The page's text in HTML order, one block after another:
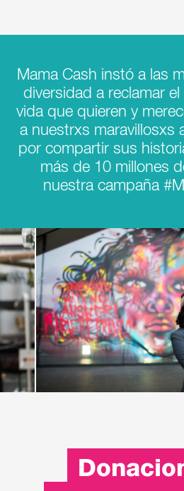
Mama Cash instó a las
diversidad a reclamar
vida que quieren y
a nuestrxs maravillosxs
por compartir sus
más de 10 millones
nuestra campaña